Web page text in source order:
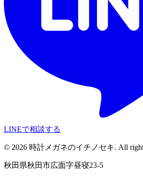
LINEで相談する
© 2026 時計メガネのイチノセキ. All
秋田県秋田市広面字昼寝23-5